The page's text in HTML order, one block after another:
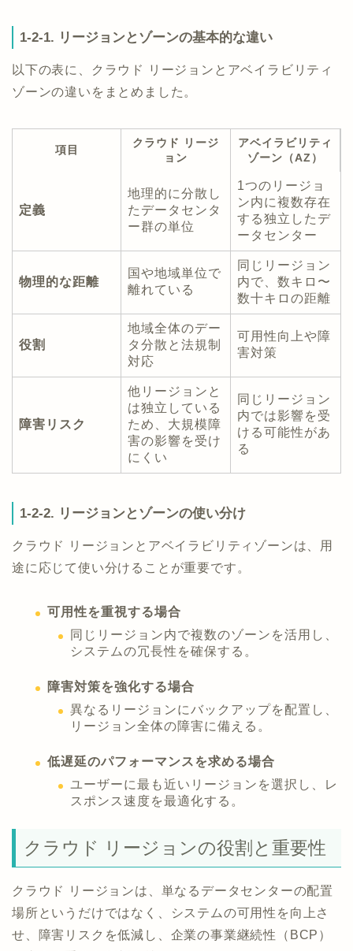
1-2-1. リージョンとゾーンの基本的な違い
以下の表に、クラウド リージョンとアベイラビリティ
ゾーンの違いをまとめました。
項目
クラウド リージ
ョン
アベイラビリティ
ゾーン（AZ）
定義
地理的に分散し
たデータセンタ
ー群の単位
1つのリージョ
ン内に複数存在
する独立したデ
ータセンター
物理的な距離
国や地域単位で
離れている
同じリージョン
内で、数キロ〜
数十キロの距離
役割
地域全体のデー
タ分散と法規制
対応
可用性向上や障
害対策
障害リスク
他リージョンと
は独立している
ため、大規模障
害の影響を受け
にくい
同じリージョン
内では影響を受
ける可能性があ
る
1-2-2. リージョンとゾーンの使い分け
クラウド リージョンとアベイラビリティゾーンは、用
途に応じて使い分けることが重要です。
可用性を重視する場合
同じリージョン内で複数のゾーンを活用し、
システムの冗長性を確保する。
障害対策を強化する場合
異なるリージョンにバックアップを配置し、
リージョン全体の障害に備える。
低遅延のパフォーマンスを求める場合
ユーザーに最も近いリージョンを選択し、レ
スポンス速度を最適化する。
クラウド リージョンの役割と重要性
クラウド リージョンは、単なるデータセンターの配置
場所というだけではなく、システムの可用性を向上さ
せ、障害リスクを低減し、企業の事業継続性（BCP）